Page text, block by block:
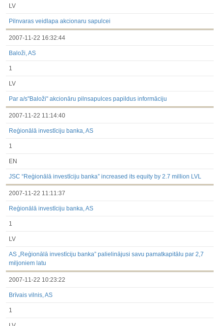
LV
Pilnvaras veidlapa akcionaru sapulcei
2007-11-22 16:32:44
Baloži, AS
1
LV
Par a/s"Baloži" akcionāru pilnsapulces papildus informāciju
2007-11-22 11:14:40
Reģionālā investīciju banka, AS
1
EN
JSC “Reģionālā investīciju banka” increased its equity by 2.7 million LVL
2007-11-22 11:11:37
Reģionālā investīciju banka, AS
1
LV
AS „Reģionālā investīciju banka” palielinājusi savu pamatkapitālu par 2,7
miljoniem latu
2007-11-22 10:23:22
Brīvais vilnis, AS
1